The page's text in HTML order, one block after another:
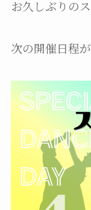
お久しぶりの
次の開催日程